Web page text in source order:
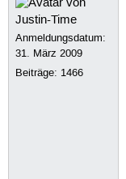
Anmeldungsdatum:
31. März 2009
Beiträge: 1466